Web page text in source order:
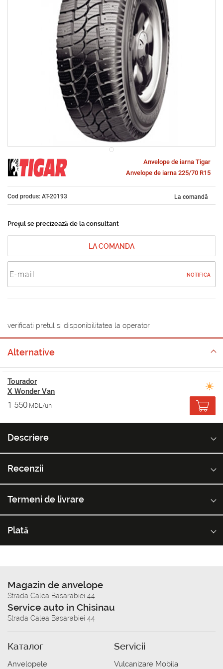
Anvelope de iarna Tigar
Anvelope de iarna 225/70 R15
Cod produs: AT-20193 La comandă
Prețul se precizează de la consultant
LA COMANDA
NOTIFICA
verificati pretul si disponibilitatea la operator
Alternative
Tourador
X Wonder Van
1 550 MDL/un
Descriere
Recenzii
Termeni de livrare
Plată
Magazin de anvelope
Strada Calea Basarabiei 44
Service auto in Chisinau
Strada Calea Basarabiei 44
Каталог
Anvelopele
Servicii
Vulcanizare Mobila